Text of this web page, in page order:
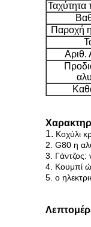
Ταχύτητα
Παροχή
Αριθ.
1. Κοχύλι
2. G80 η
3. Γάντζος:
4. Κουμπί
5. ο